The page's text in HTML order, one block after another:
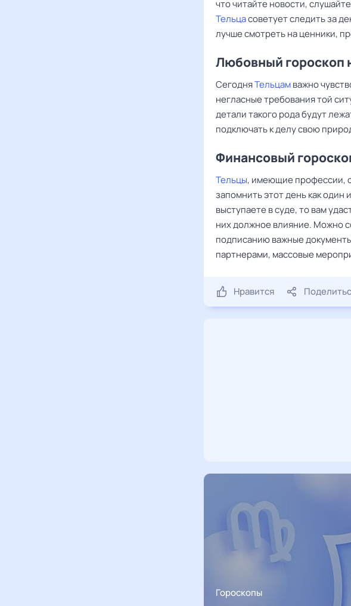
что читайте новости,
Тельцасоветует следить за
лучше смотреть на ценники,
Любовный гороскоп
СегодняТельцамважно
негласные требования той
детали такого рода будут
подключать к делу свою
Финансовый
Тельцы, имеющие профессии,
запомнить этот день как один
выступаете в суде, то вам
них должное влияние. Можно
подписанию важные
партнерами, массовые
Нравится
Гороскопы